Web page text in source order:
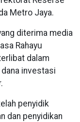
Metro Jaya.
diterima media
Rahayu
dalam
investasi
penyidik
dan penyidikan